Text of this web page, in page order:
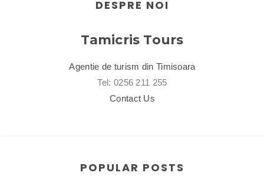
DESPRE NOI
Tamicris Tours
Agentie de turism din Timisoara
Tel: 0256 211 255
Contact Us
POPULAR POSTS